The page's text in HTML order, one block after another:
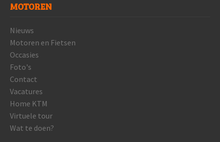
MOTOREN
Nieuws
Motoren en Fietsen
Occasies
Foto's
Contact
Vacatures
Home KTM
Virtuele tour
Wat te doen?